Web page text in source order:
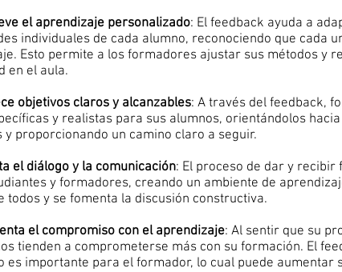
el aprendizaje personalizado: El feedback ayuda a
individuales de cada alumno, reconociendo que cada
Esto permite a los formadores ajustar sus métodos y
en el aula.
objetivos claros y alcanzables: A través del feedback,
y realistas para sus alumnos, orientándolos
y proporcionando un camino claro a seguir.
el diálogo y la comunicación: El proceso de dar y
y formadores, creando un ambiente de
todos y se fomenta la discusión constructiva.
el compromiso con el aprendizaje: Al sentir que su
tienden a comprometerse más con su formación. El
es importante para el formador, lo cual puede aumentar